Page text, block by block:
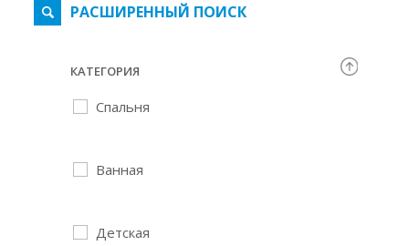
РАСШИРЕННЫЙ ПОИСК
КАТЕГОРИЯ
Спальня
Ванная
Детская